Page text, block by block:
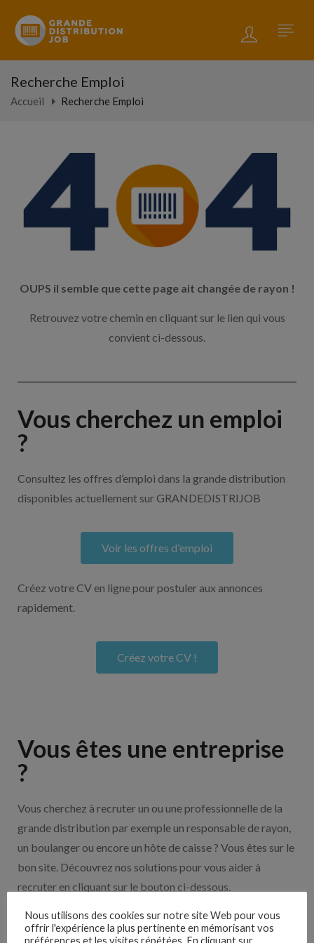
Recherche Emploi
Accueil Recherche Emploi
OUPS il semble que cette page ait changée de rayon !
Retrouvez votre chemin en cliquant sur le lien qui vous
convient ci-dessous.
Vous cherchez un emploi
?
Consultez les offres d’emploi dans la grande distribution
disponibles actuellement sur GRANDEDISTRIJOB
Voir les offres d'emploi
Créez votre CV en ligne pour postuler aux annonces
rapidement.
Créez votre CV !
Vous êtes une entreprise
?
Vous cherchez à recruter un ou une professionnelle de la
grande distribution par exemple un responsable de rayon,
un boulanger ou encore un hôte de caisse ? Vous êtes sur le
bon site. Découvrez nos solutions pour vous aider à
recruter en cliquant sur le bouton ci-dessous.
Nos solutions entreprises
Nous utilisons des cookies sur notre site Web pour vous
offrir l'expérience la plus pertinente en mémorisant vos
préférences et les visites répétées. En cliquant sur